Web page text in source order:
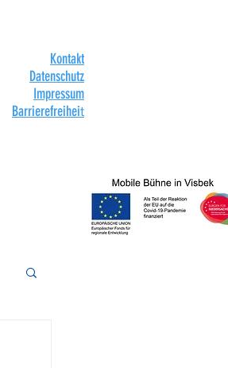
Kontakt
Datenschutz
Impressum
Barrierefreiheit